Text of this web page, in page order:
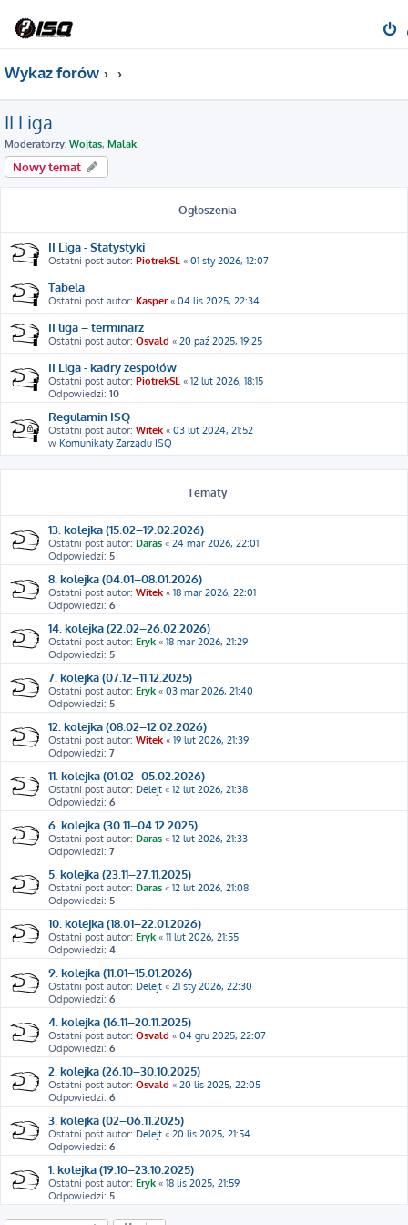
Wykaz forów
II Liga
Moderatorzy: Wojtas, Malak
Nowy temat
Ogłoszenia
II Liga - Statystyki
Ostatni post autor: PiotrekSL « 01 sty 2026, 12:07
Tabela
Ostatni post autor: Kasper« 04 lis 2025, 22:34
II liga – terminarz
Ostatni post autor: Osvald « 20 paź 2025, 19:25
II Liga - kadry zespołów
Ostatni post autor: PiotrekSL « 12 lut 2026, 18:15
Odpowiedzi: 10
Regulamin ISQ
Ostatni post autor: Witek « 03 lut 2024, 21:52
w Komunikaty Zarządu ISQ
Tematy
13. kolejka (15.02–19.02.2026)
Ostatni post autor: Daras « 24 mar 2026, 22:01
Odpowiedzi: 5
8. kolejka (04.01–08.01.2026)
Ostatni post autor: Witek « 18 mar 2026, 22:01
Odpowiedzi: 6
14. kolejka (22.02–26.02.2026)
Ostatni post autor: Eryk « 18 mar 2026, 21:29
Odpowiedzi: 5
7. kolejka (07.12–11.12.2025)
Ostatni post autor: Eryk « 03 mar 2026, 21:40
Odpowiedzi: 5
12. kolejka (08.02–12.02.2026)
Ostatni post autor: Witek « 19 lut 2026, 21:39
Odpowiedzi: 7
11. kolejka (01.02–05.02.2026)
Ostatni post autor: Delejt « 12 lut 2026, 21:38
Odpowiedzi: 6
6. kolejka (30.11–04.12.2025)
Ostatni post autor: Daras « 12 lut 2026, 21:33
Odpowiedzi: 7
5. kolejka (23.11–27.11.2025)
Ostatni post autor: Daras « 12 lut 2026, 21:08
Odpowiedzi: 5
10. kolejka (18.01–22.01.2026)
Ostatni post autor: Eryk « 11 lut 2026, 21:55
Odpowiedzi: 4
9. kolejka (11.01–15.01.2026)
Ostatni post autor: Delejt « 21 sty 2026, 22:30
Odpowiedzi: 6
4. kolejka (16.11–20.11.2025)
Ostatni post autor: Osvald « 04 gru 2025, 22:07
Odpowiedzi: 6
2. kolejka (26.10–30.10.2025)
Ostatni post autor: Osvald « 20 lis 2025, 22:05
Odpowiedzi: 6
3. kolejka (02–06.11.2025)
Ostatni post autor: Delejt « 20 lis 2025, 21:54
Odpowiedzi: 6
1. kolejka (19.10–23.10.2025)
Ostatni post autor: Eryk « 18 lis 2025, 21:59
Odpowiedzi: 5